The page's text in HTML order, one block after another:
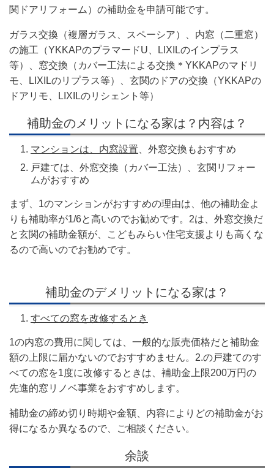
関ドアリフォーム）の補助金を申請可能です。
ガラス交換（複層ガラス、スペーシア）、内窓（二重窓）
の施工（YKKAPのプラマードU、LIXILのインプラス
等）
、窓交換（カバー工法による交換＊YKKAPのマドリ
モ、LIXILのリプラス等）、玄関のドアの交換（YKKAPの
ドアリモ、LIXILのリシェント等）
補助金のメリットになる家は？内容は？
マンションは、内窓設置 、外窓交換もおすすめ
戸建ては、外窓交換（カバー工法）、玄関リフォー
ムがおすすめ
まず、1のマンションがおすすめの理由は、他の補助金よ
りも補助率が1/6と高いのでお勧めです。2は、外窓交換だ
と玄関の補助金額が、こどもみらい住宅支援よりも高くな
るので高いのでお勧めです。
補助金のデメリットになる家は？
すべての窓を改修するとき
1の内窓の費用に関しては、一般的な販売価格だと補助金
額の上限に届かないのでおすすめません。2.の戸建てのす
べての窓を1度に改修するときは、補助金上限200万円の
先進的窓リノベ事業をおすすめします。
補助金の締め切り時期や金額、内容によりどの補助金がお
得になるか異なるので、ご相談ください。
余談